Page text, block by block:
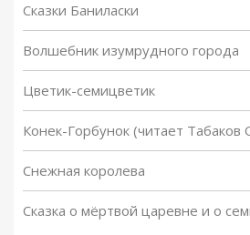
Сказки Баниласки
Волшебник изумрудного города
Цветик-семицветик
Конек-Горбунок (читает Табаков
Снежная королева
Сказка о мёртвой царевне и о